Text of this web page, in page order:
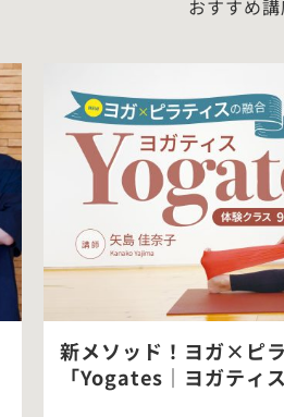
おすすめ
新メソッド！ヨガ×ピ
「Yogates｜ヨガティ